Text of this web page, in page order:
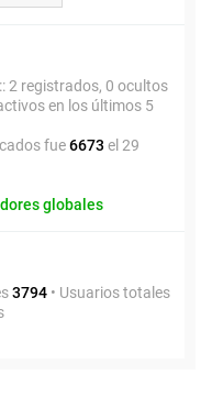
2 registrados, 0 ocultos
en los últimos 5
fue6673 el 29
globales
3794 • Usuarios totales